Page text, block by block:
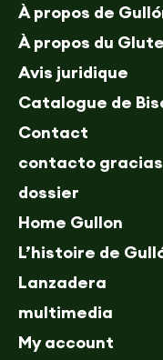
À propos de
À propos du
Avis juridique
Catalogue de
Contact
contacto gracias
dossier
Home Gullon
L’histoire de
Lanzadera
multimedia
My account